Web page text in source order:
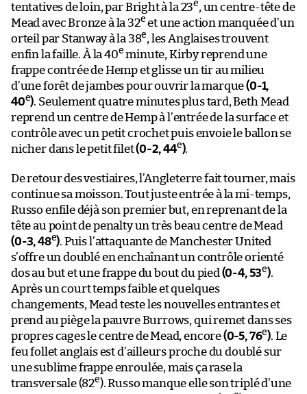
tentatives de loin, par Bright à la 23e, un centre-tête de
Mead avec Bronze à la 32e et une action manquée d’un
orteil par Stanway à la 38e, les Anglaises trouvent
enfin la faille. À la 40e minute, Kirby reprend une
frappe contrée de Hemp et glisse un tir au milieu
d’une forêt de jambes pour ouvrir la marque(0-1,
40e). Seulement quatre minutes plus tard, Beth Mead
reprend un centre de Hemp à l’entrée de la surface et
contrôle avec un petit crochet puis envoie le ballon se
nicher dans le petit filet(0-2, 44e).
De retour des vestiaires, l’Angleterre fait tourner, mais
continue sa moisson. Tout juste entrée à la mi-temps,
Russo enfile déjà son premier but, en reprenant de la
tête au point de penalty un très beau centre de Mead
(0-3, 48e). Puis l’attaquante de Manchester United
s’offre un doublé en enchaînant un contrôle orienté
dos au but et une frappe du bout du pied (0-4, 53e).
Après un court temps faible et quelques
changements, Mead teste les nouvelles entrantes et
prend au piège la pauvre Burrows, qui remet dans ses
propres cages le centre de Mead, encore(0-5, 76e). Le
feu follet anglais est d’ailleurs proche du doublé sur
une sublime frappe enroulée, mais ça rase la
transversale (82e). Russo manque elle son triplé d’une